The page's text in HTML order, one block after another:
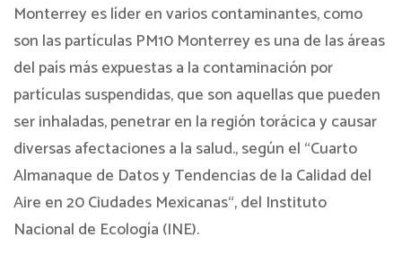
Monterrey es líder en varios contaminantes, como
son las partículas PM10 Monterrey es una de las áreas
del país más expuestas a la contaminación por
partículas suspendidas, que son aquellas que pueden
ser inhaladas, penetrar en la región torácica y causar
diversas afectaciones a la salud., según el “Cuarto
Almanaque de Datos y Tendencias de la Calidad del
Aire en 20 Ciudades Mexicanas“, del Instituto
Nacional de Ecología (INE).